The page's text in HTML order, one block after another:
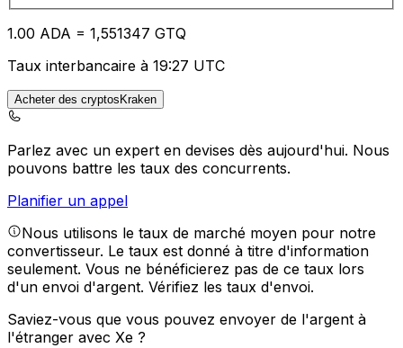
1.00 ADA = 1,551347 GTQ
Taux interbancaire à 19:27 UTC
Acheter des cryptosKraken
Parlez avec un expert en devises dès aujourd'hui. Nous
pouvons battre les taux des concurrents.
Planifier un appel
Nous utilisons le taux de marché moyen pour notre
convertisseur. Le taux est donné à titre d'information
seulement. Vous ne bénéficierez pas de ce taux lors
d'un envoi d'argent. Vérifiez les taux d'envoi.
Saviez-vous que vous pouvez envoyer de l'argent à
l'étranger avec Xe ?